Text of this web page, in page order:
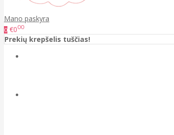
Mano paskyra
0 €000
Prekių krepšelis tuščias!